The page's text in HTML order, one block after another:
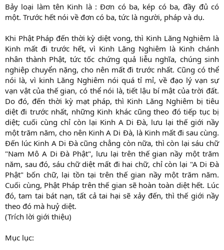
Bảy loại làm tên Kinh là : Ðơn có ba, kép có ba, đầy đủ có
một. Trước hết nói về đơn có ba, tức là người, pháp và dụ.
Khi Phật Pháp đến thời kỳ diệt vong, thì Kinh Lăng Nghiêm là
Kinh mất đi trước hết, vì Kinh Lăng Nghiêm là Kinh chánh
nhân thành Phật, tức tốc chứng quả liễu nghĩa, chúng sinh
nghiệp chuyển nặng, cho nên mất đi trước nhất. Cũng có thể
nói là, vì kinh Lăng Nghiêm nói quá tỉ mỉ, về đạo lý vạn sự
vạn vật của thế gian, có thể nói là, tiết lậu bí mật của trời đất.
Do đó, đến thời kỳ mạt pháp, thì Kinh Lăng Nghiêm bị tiêu
diệt đi trước nhất, những Kinh khác cũng theo đó tiếp tục bị
diệt; cuối cùng chỉ còn lại Kinh A Di Ðà, lưu lại thế giới nầy
một trăm năm, cho nên Kinh A Di Ðà, là Kinh mất đi sau cùng.
Ðến lúc Kinh A Di Ðà cũng chẳng còn nữa, thì còn lại sáu chữ
"Nam Mô A Di Ðà Phật", lưu lại trên thế gian nầy một trăm
năm, sau đó, sáu chữ diệt mất đi hai chữ, chỉ còn lại "A Di Ðà
Phật" bốn chữ, lại tồn tại trên thế gian nầy một trăm năm.
Cuối cùng, Phật Pháp trên thế gian sẽ hoàn toàn diệt hết. Lúc
đó, tam tai bát nạn, tất cả tai hại sẽ xảy đến, thì thế giới nầy
theo đó mà huỷ diệt.
(Trích lời giới thiệu)
Mục lục: